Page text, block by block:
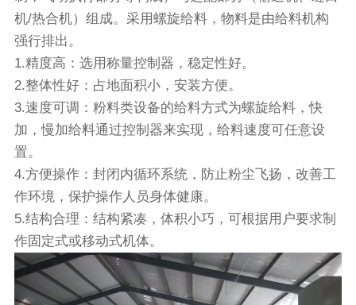
机/热合机）组成。采用螺旋给料，物料是由给料机构
强行排出。
1.精度高：选用称量控制器，稳定性好。
2.整体性好：占地面积小，安装方便。
3.速度可调：粉料类设备的给料方式为螺旋给料，快
加，慢加给料通过控制器来实现，给料速度可任意设
置。
4.方便操作：封闭内循环系统，防止粉尘飞扬，改善工
作环境，保护操作人员身体健康。
5.结构合理：结构紧凑，体积小巧，可根据用户要求制
作固定式或移动式机体。